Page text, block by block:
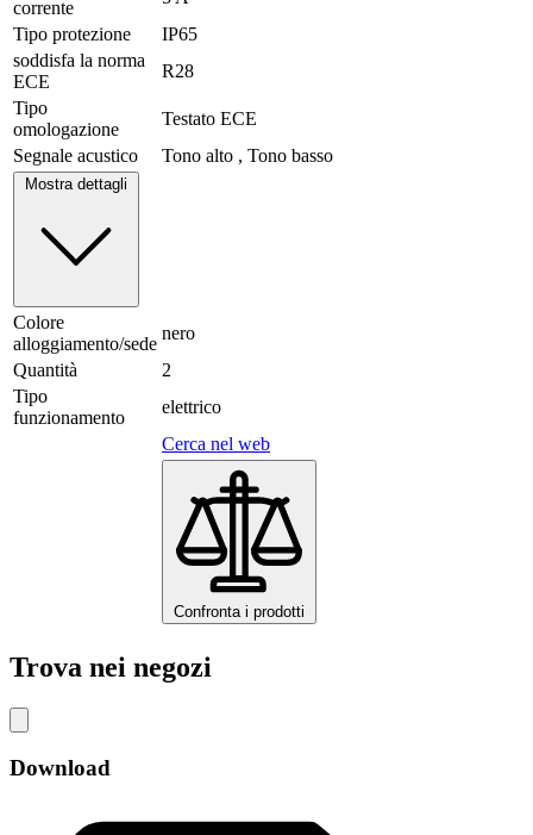
corrente
Tipo protezione
IP65
soddisfa la norma
ECE
R28
Tipo
omologazione
Testato ECE
Segnale acustico
Tono alto , Tono basso
Mostra dettagli
Colore
alloggiamento/sede
nero
Quantità
2
Tipo
funzionamento
elettrico
Cerca nel web
Confronta i prodotti
Trova nei negozi
Download